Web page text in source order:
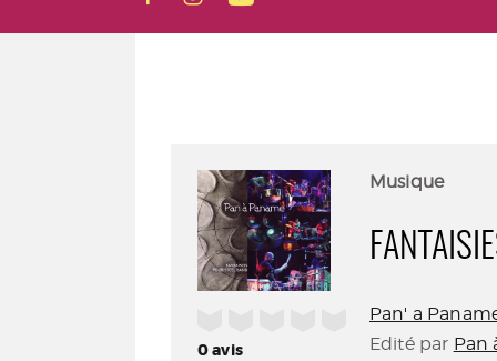
0avis
Musique
Pan' a
Edité par Pan